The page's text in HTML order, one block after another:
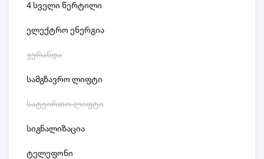
4 სველი წერტილი
ელექტრო ენერგია
ვერანდა
სამგზავრო ლიფტი
სატვირთო ლიფტი
სიგნალიზაცია
ტელეფონი